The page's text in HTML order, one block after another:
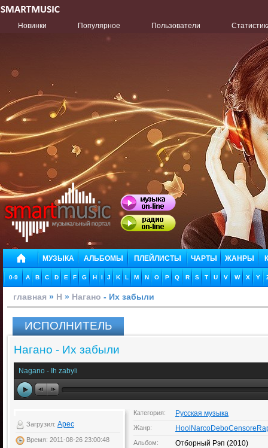
Новинки Популярное Пользователи
МУЗЫКА АЛЬБОМЫ ПЛЕЙЛИСТЫ ЧАРТЫ ЖАНРЫ
0-9 A B C D E F G H I J K L M N O P Q R S T U V W X Y
главная » Н » Нагано - Их забыли
ИСПОЛНИТЕЛЬ
Нагано - Их забыли
Nagano - Ih zabyli
Загрузил: Apec
Время: 2011-08-26 23:00:48
Категория: Русская музыка
Жанр:
Альбом: Отборный Рэп (2010)